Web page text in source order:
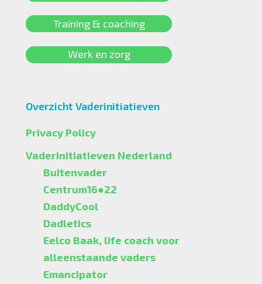
Training & coaching
Werk en zorg
Overzicht Vaderinitiatieven
Privacy Policy
Vaderinitiatieven Nederland
Buitenvader
Centrum16●22
DaddyCool
Dadletics
Eelco Baak, life coach voor
alleenstaande vaders
Emancipator